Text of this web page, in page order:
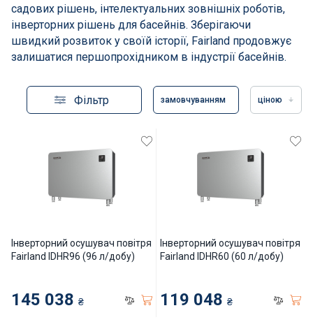
Терасний камінь
Пилососи і аксесуари
Фільтрація басейнів
Нагрівачі для басейну
Освітлення басейнів
Сходи, душі і поручні
садових рішень, інтелектуальних зовнішніх роботів,
інверторних рішень для басейнів. Зберігаючи
швидкий розвиток у своїй історії, Fairland продовжує
залишатися першопрохідником в індустрії басейнів.
замовчуванням ціною
Фільтр
Інверторний осушувач повітря
Fairland IDHR96 (96 л/добу)
145 038 ₴
Інверторний осушувач повітря
Fairland IDHR60 (60 л/добу)
119 048 ₴